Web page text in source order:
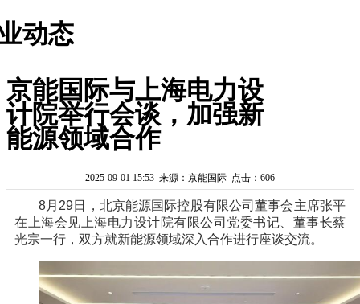
动态
京能国际与上海电力设
计院举行会谈，加强新
能源领域合作
2025-09-01 15:53 来源：京能国际 点击：606
8月29日，北京能源国际控股有限公司董事会主席张平
在上海会见上海电力设计院有限公司党委书记、董事长蔡
光宗一行，双方就新能源领域深入合作进行座谈交流。